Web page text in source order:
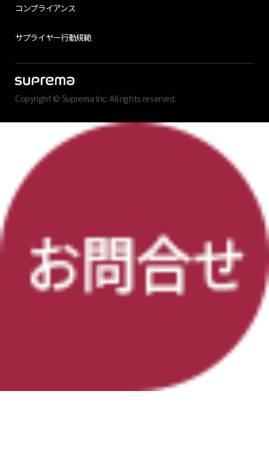
コンプライアンス
サプライヤー行動規範
Copyright © Suprema Inc. All rights reserved.